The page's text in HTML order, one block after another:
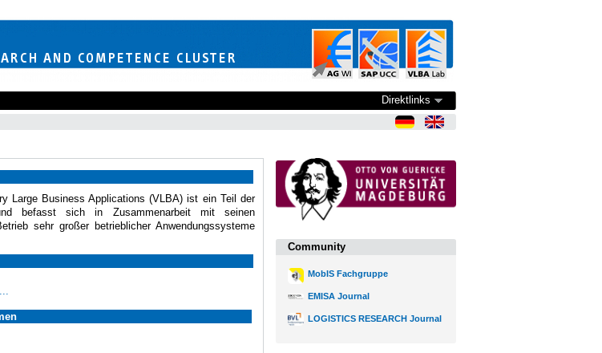
Direktlinks
Large Business Applications (VLBA) ist ein Teil der
befasst sich in Zusammenarbeit mit seinen
sehr großer betrieblicher Anwendungssysteme
Community
MobIS Fachgruppe
EMISA Journal
LOGISTICS RESEARCH Journal